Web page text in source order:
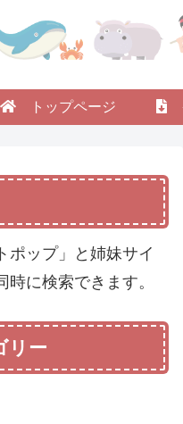
トップページ
ポップ」と姉妹サイ
時に検索できます。
リー